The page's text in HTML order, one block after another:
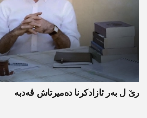
رێ ل بەر ئازادکرنا دەمیرتاش ڤەدبە